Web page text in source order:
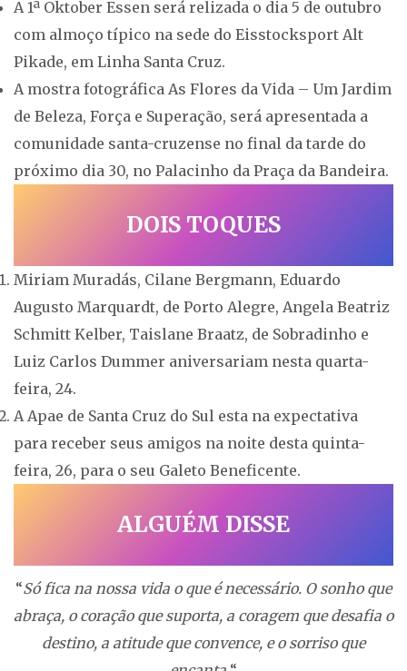
A 1ª Oktober Essen será relizada o dia 5 de outubro
com almoço típico na sede do Eisstocksport Alt
Pikade, em Linha Santa Cruz.
A mostra fotográfica As Flores da Vida – Um Jardim
de Beleza, Força e Superação, será apresentada a
comunidade santa-cruzense no final da tarde do
próximo dia 30, no Palacinho da Praça da Bandeira.
DOIS TOQUES
Miriam Muradás, Cilane Bergmann, Eduardo
Augusto Marquardt, de Porto Alegre, Angela Beatriz
Schmitt Kelber, Taislane Braatz, de Sobradinho e
Luiz Carlos Dummer aniversariam nesta quarta-
feira, 24.
A Apae de Santa Cruz do Sul esta na expectativa
para receber seus amigos na noite desta quinta-
feira, 26, para o seu Galeto Beneficente.
ALGUÉM DISSE
“Só fica na nossa vida o que é necessário. O sonho que
abraça, o coração que suporta, a coragem que desafia o
destino, a atitude que convence, e o sorriso que